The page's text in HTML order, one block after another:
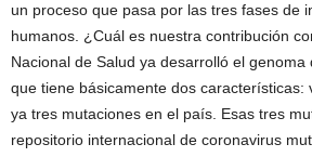
un proceso que pasa por las tres fases de
humanos. ¿Cuál es nuestra contribución
Nacional de Salud ya desarrolló el genoma
que tiene básicamente dos características:
ya tres mutaciones en el país. Esas tres
repositorio internacional de coronavirus